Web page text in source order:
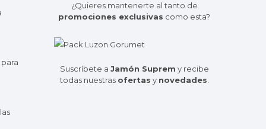
¿Quieres mantenerte al tanto de
promociones exclusivas como esta?
Suscríbete a Jamón Suprem y recibe
todas nuestras ofertas y novedades